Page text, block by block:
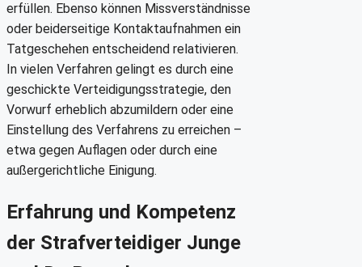
erfüllen. Ebenso können Missverständnisse
oder beiderseitige Kontaktaufnahmen ein
Tatgeschehen entscheidend relativieren.
In vielen Verfahren gelingt es durch eine
geschickte Verteidigungsstrategie, den
Vorwurf erheblich abzumildern oder eine
Einstellung des Verfahrens zu erreichen –
etwa gegen Auflagen oder durch eine
außergerichtliche Einigung.
Erfahrung und Kompetenz
der Strafverteidiger Junge